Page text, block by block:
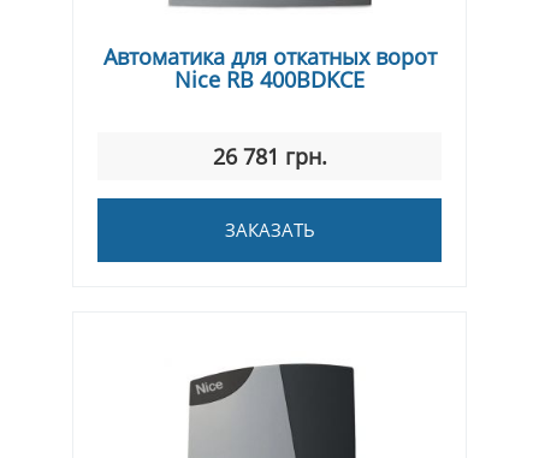
Автоматика для откатных ворот
Nice RВ 400BDKCE
26 781 грн.
ЗАКАЗАТЬ